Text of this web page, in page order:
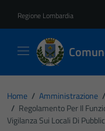
Regione Lombardia
Home / Amministrazione /
/ Regolamento Per Il
Vigilanza Sui Locali Di